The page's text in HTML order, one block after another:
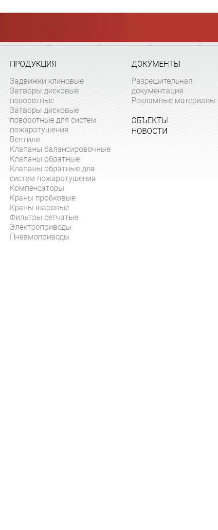
ПРОДУКЦИЯ
Задвижки клиновые
Затворы дисковые
поворотные
Затворы дисковые
поворотные для систем
пожаротушения
Вентили
Клапаны балансировочные
Клапаны обратные
Клапаны обратные для
систем пожаротушения
Компенсаторы
Краны пробковые
Краны шаровые
Фильтры сетчатые
Электроприводы
Пневмоприводы
ДОКУМЕНТЫ
Разрешительная
документация
Рекламные материалы
ОБЪЕКТЫ
НОВОСТИ